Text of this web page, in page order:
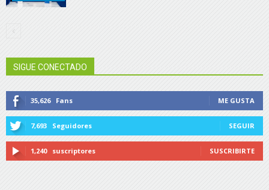
SIGUE CONECTADO
35,626 Fans ME GUSTA
7,693 Seguidores SEGUIR
1,240 suscriptores SUSCRIBIRTE